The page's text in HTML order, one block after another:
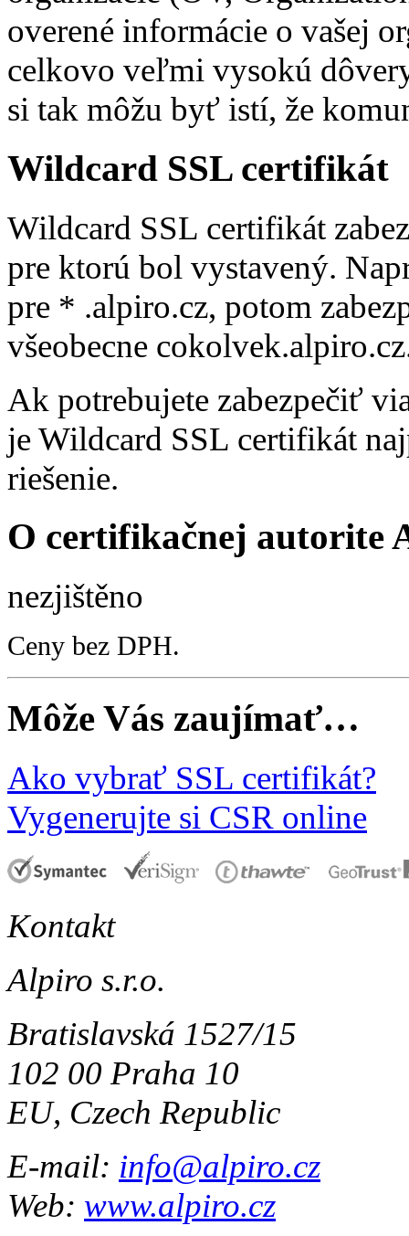
overené informácie o vašej
celkovo veľmi vysokú
si tak môžu byť istí, že
Wildcard SSL certifikát
Wildcard SSL certifikát
pre ktorú bol vystavený.
pre * .alpiro.cz, potom
všeobecne
Ak potrebujete zabezpečiť
je Wildcard SSL certifikát
riešenie.
O certifikačnej autorite
nezjištěno
Ceny bez DPH.
Môže Vás zaujímať…
Ako vybrať SSL certifikát?
Vygenerujte si CSR online
Kontakt
Alpiro s.r.o.
Bratislavská 1527/15
102 00 Praha 10
EU, Czech Republic
E-mail: info@alpiro.cz
Web: www.alpiro.cz